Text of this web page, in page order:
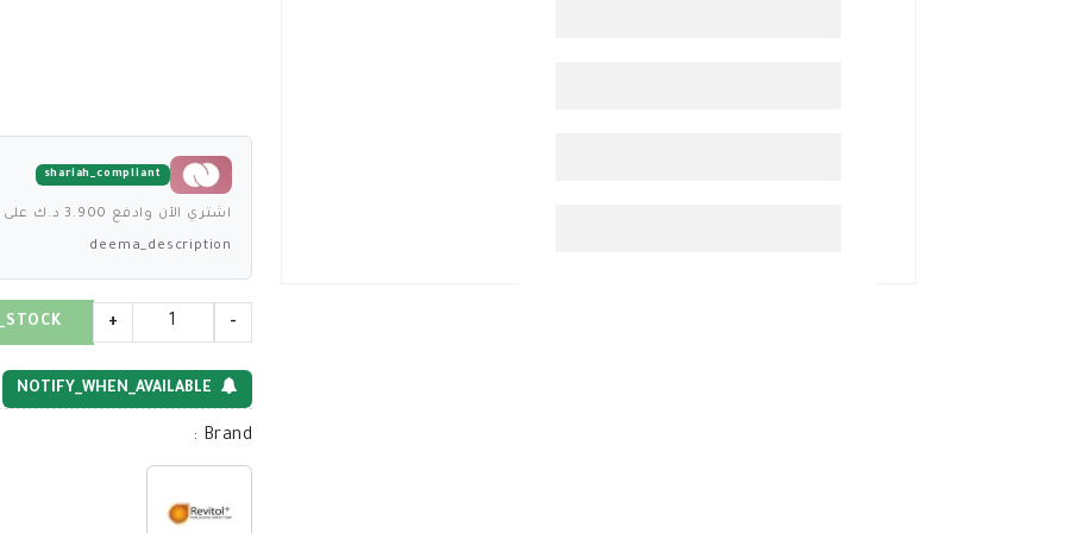
shariah_compliant
اشتري الآن وادفع 3.900 د.ك على 4 دفعات بدون فوائد
deema_description
-
+
NOTIFY_WHEN_AVAILABLE
Brand
: